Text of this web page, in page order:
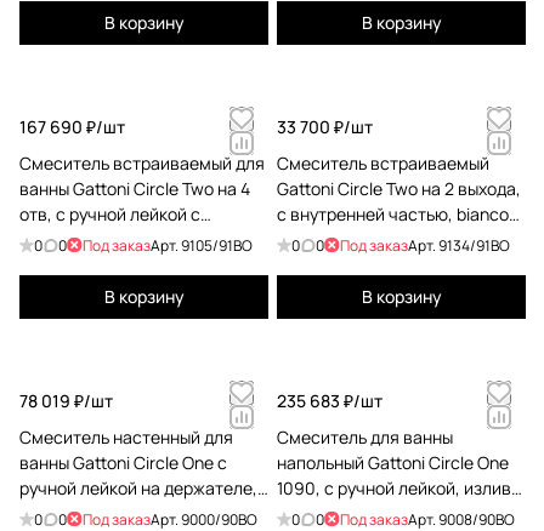
В корзину В корзину
167 690 ₽/шт
Смеситель встраиваемый для
ванны Gattoni Circle Two на 4
отв, с ручной лейкой с
внутр.частью, bianco opaco
0 0 Под заказАрт.9105/91BO
В корзину
33 700 ₽/шт
Смеситель встраиваемый
Gattoni Circle Two на 2 выхода,
с внутренней частью, bianco
opaco 9134/91BO
0 0 Под заказАрт.9134/91BO
В корзину
78 019 ₽/шт
Смеситель настенный для
ванны Gattoni Circle One с
ручной лейкой на держателе,
bianco opaco 9000/90BO
0 0 Под заказАрт.9000/90BO
235 683 ₽/шт
Смеситель для ванны
напольный Gattoni Circle One
1090, с ручной лейкой, излив
224, bianco opaco 9008/90BO
0 0 Под заказАрт.9008/90BO